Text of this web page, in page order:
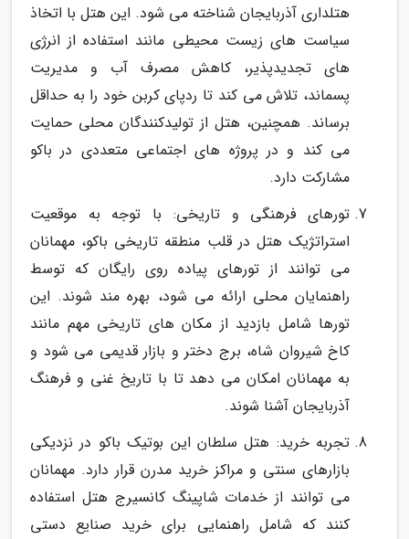
هتلداری آذربایجان شناخته می شود. این هتل با اتخاذ
سیاست های زیست محیطی مانند استفاده از انرژی
های تجدیدپذیر، کاهش مصرف آب و مدیریت
پسماند، تلاش می کند تا ردپای کربن خود را به حداقل
برساند. همچنین، هتل از تولیدکنندگان محلی حمایت
می کند و در پروژه های اجتماعی متعددی در باکو
مشارکت دارد.
تورهای فرهنگی و تاریخی: با توجه به موقعیت
استراتژیک هتل در قلب منطقه تاریخی باکو، مهمانان
می توانند از تورهای پیاده روی رایگان که توسط
راهنمایان محلی ارائه می شود، بهره مند شوند. این
تورها شامل بازدید از مکان های تاریخی مهم مانند
کاخ شیروان شاه، برج دختر و بازار قدیمی می شود و
به مهمانان امکان می دهد تا با تاریخ غنی و فرهنگ
آذربایجان آشنا شوند.
تجربه خرید: هتل سلطان این بوتیک باکو در نزدیکی
بازارهای سنتی و مراکز خرید مدرن قرار دارد. مهمانان
می توانند از خدمات شاپینگ کانسیرج هتل استفاده
کنند که شامل راهنمایی برای خرید صنایع دستی